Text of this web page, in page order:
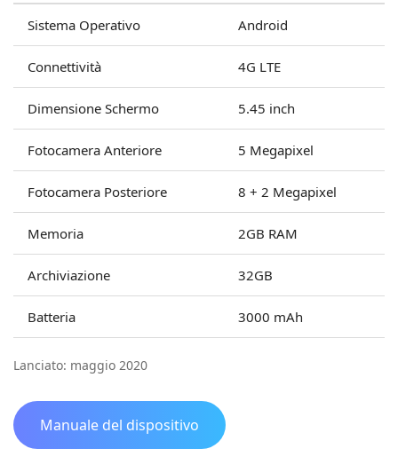
Sistema Operativo Android
Connettività 4G LTE
Dimensione Schermo 5.45 inch
Fotocamera Anteriore 5 Megapixel
Fotocamera Posteriore 8 + 2 Megapixel
Memoria 2GB RAM
Archiviazione 32GB
Batteria 3000 mAh
Lanciato: maggio 2020
Manuale del dispositivo